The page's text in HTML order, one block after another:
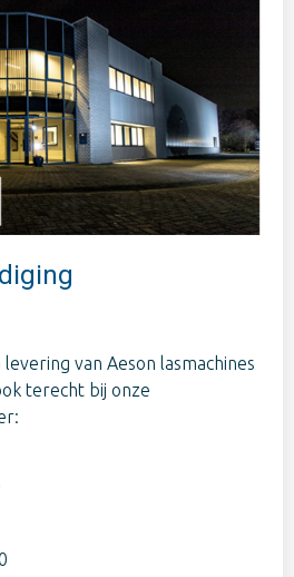
van Aeson lasmachines
terecht bij onze